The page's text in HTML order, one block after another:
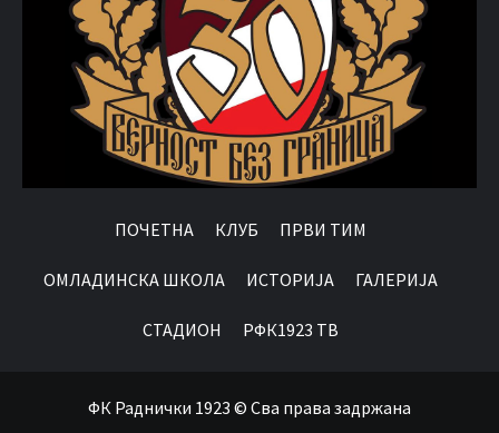
ПОЧЕТНА КЛУБ ПРВИ ТИМ
OМЛАДИНСКА ШКОЛА ИСТОРИЈА ГАЛЕРИЈА
СТАДИОН РФК1923 ТВ
ФК Раднички 1923 © Сва права задржана